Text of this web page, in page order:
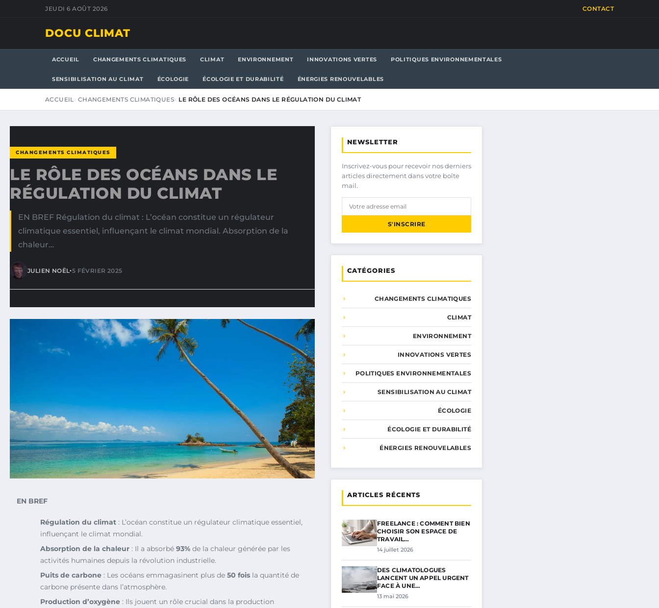
JEUDI 6 AOÛT 2026 CONTACT
DOCU CLIMAT
ACCUEIL CHANGEMENTS CLIMATIQUES CLIMAT ENVIRONNEMENT INNOVATIONS VERTES POLITIQUES ENVIRONNEMENTALES
SENSIBILISATION AU CLIMAT ÉCOLOGIE ÉCOLOGIE ET DURABILITÉ ÉNERGIES RENOUVELABLES
ACCUEIL CHANGEMENTS CLIMATIQUES LE RÔLE DES OCÉANS DANS LE RÉGULATION DU CLIMAT
CHANGEMENTS CLIMATIQUES
LE RÔLE DES OCÉANS DANS LE
RÉGULATION DU CLIMAT
EN BREF Régulation du climat : L’océan constitue un régulateur
climatique essentiel, influençant le climat mondial. Absorption de la
chaleur…
JULIEN NOËL•5 FÉVRIER 2025
EN BREF
Régulation du climat : L’océan constitue un régulateur climatique essentiel,
influençant le climat mondial.
Absorption de la chaleur : Il a absorbé 93% de la chaleur générée par les
activités humaines depuis la révolution industrielle.
Puits de carbone : Les océans emmagasinent plus de 50 fois la quantité de
carbone présente dans l’atmosphère.
Production d’oxygène : Ils jouent un rôle crucial dans la production
NEWSLETTER
Inscrivez-vous pour recevoir nos derniers
articles directement dans votre boîte
mail.
S'INSCRIRE
CATÉGORIES
CHANGEMENTS CLIMATIQUES
CLIMAT
ENVIRONNEMENT
INNOVATIONS VERTES
POLITIQUES ENVIRONNEMENTALES
SENSIBILISATION AU CLIMAT
ÉCOLOGIE
ÉCOLOGIE ET DURABILITÉ
ÉNERGIES RENOUVELABLES
ARTICLES RÉCENTS
FREELANCE : COMMENT BIEN
CHOISIR SON ESPACE DE
TRAVAIL…
14 juillet 2026
DES CLIMATOLOGUES
LANCENT UN APPEL URGENT
FACE À UNE…
13 mai 2026